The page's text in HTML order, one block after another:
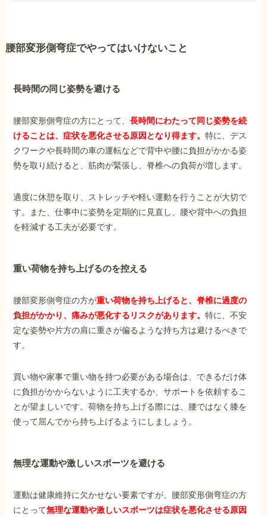
他社と何が違うの？
当事務所に
依頼するメリット
お電話でのお問い合わせ
089-907-3797
腰部変形側弯症でやってはいけないこと
長時間の同じ姿勢を避ける
腰部変形側弯症の方にとって、長時間にわたって同じ姿勢を続
けることは、症状を悪化させる原因となり得ます。特に、デス
クワークや長時間の車の運転などで背中や腰に負担がかかる姿
勢を取り続けると、筋肉が緊張し、脊椎への負荷が増します。
適度に休憩を取り、ストレッチや軽い運動を行うことが大切で
す。また、仕事中に姿勢を定期的に見直し、腰や背中への負担
を軽減する工夫が必要です。
重い荷物を持ち上げるのを控える
腰部変形側弯症の方が重い荷物を持ち上げると、脊椎に過度の
負担がかかり、痛みが悪化するリスクがあります。特に、不安
定な姿勢や片方の肩に重さが偏るような持ち方は避けるべきで
す。
買い物や家事で重い物を持つ必要がある場合は、できるだけ体
に負担がかからないように工夫するか、サポートを依頼するこ
とが望ましいです。荷物を持ち上げる際には、腰ではなく膝を
使って屈んでから持ち上げるようにしましょう。
無理な運動や激しいスポーツを避ける
運動は健康維持に欠かせない要素ですが、腰部変形側弯症の方
にとって無理な運動や激しいスポーツは症状を悪化させる原因